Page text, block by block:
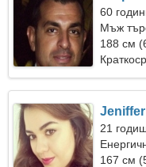
60
Мъж
188 см
Jeniffer
21
167 см